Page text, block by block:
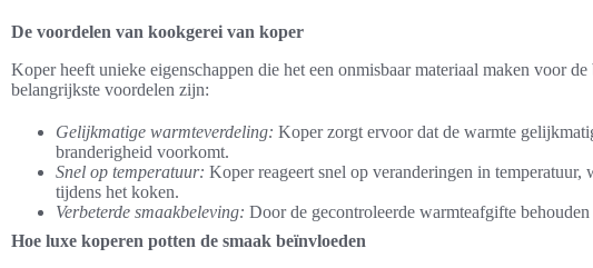
De voordelen van kookgerei van koper
Koper heeft unieke eigenschappen die het een onmisbaar materiaal maken voor
belangrijkste voordelen zijn:
Gelijkmatige warmteverdeling: Koper zorgt ervoor dat de warmte
branderigheid voorkomt.
Snel op temperatuur: Koper reageert snel op veranderingen in temperatuur,
tijdens het koken.
Verbeterde smaakbeleving: Door de gecontroleerde warmteafgifte
Hoe luxe koperen potten de smaak beïnvloeden